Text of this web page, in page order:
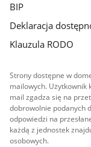
BIP
Deklaracja
Klauzula RODO
Strony dostępne w
mailowych. Użytkownik
mail zgadza się na
dobrowolnie podanych
odpowiedzi na
każdą z jednostek
osobowych.